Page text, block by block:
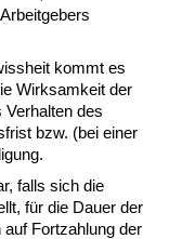
kommt es
Wirksamkeit der
Verhalten des
bzw. (bei einer
falls sich die
für die Dauer der
Fortzahlung der